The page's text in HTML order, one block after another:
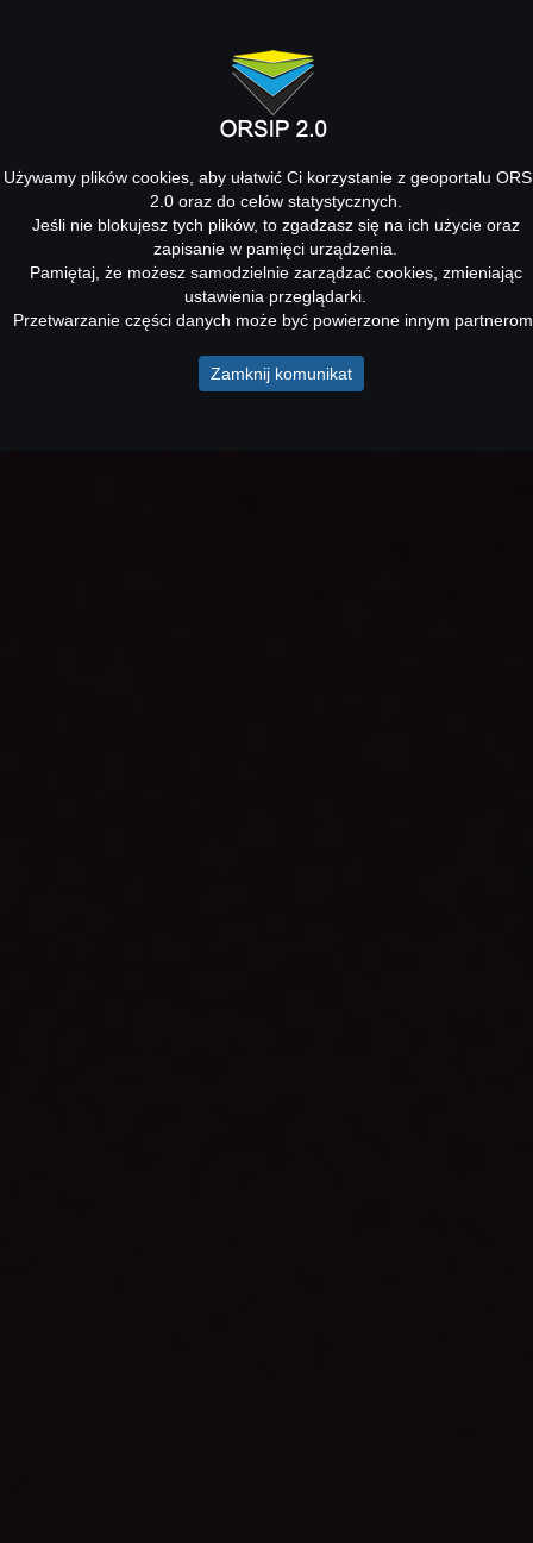
Używamy plików cookies, aby ułatwić Ci korzystanie z geoportalu
2.0 oraz do celów statystycznych.
Jeśli nie blokujesz tych plików, to zgadzasz się na ich użycie oraz
zapisanie w pamięci urządzenia.
Pamiętaj, że możesz samodzielnie zarządzać cookies, zmieniając
ustawienia przeglądarki.
Przetwarzanie części danych może być powierzone innym
Zamknij komunikat